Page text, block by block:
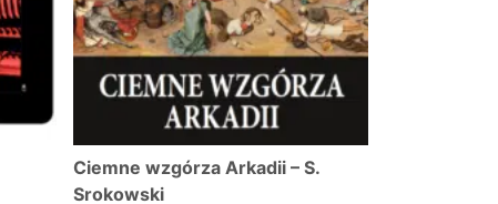
Ciemne wzgórza Arkadii – S.
Srokowski